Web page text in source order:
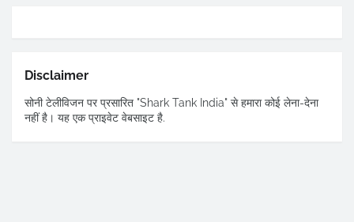
Disclaimer
सोनी टेलीविजन पर प्रसारित "Shark Tank India" से हमारा कोई लेना-देना
नहीं है। यह एक प्राइवेट वेबसाइट है.